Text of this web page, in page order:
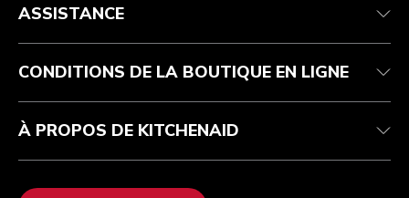
Suivez votre commande
Garantie et documents
FAQ
Retours et remboursements
Imprint
ODR
ASSISTANCE
CONDITIONS DE LA BOUTIQUE EN LIGNE
À PROPOS DE KITCHENAID